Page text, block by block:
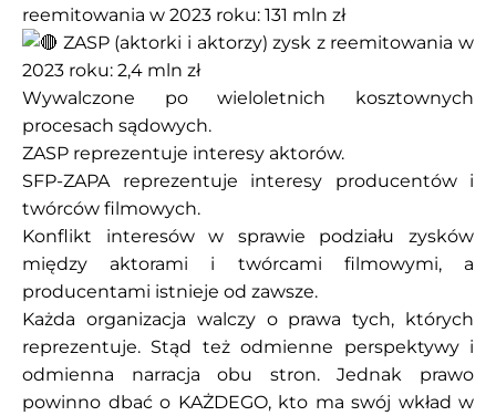
reemitowania w 2023 roku: 131 mln zł
ZASP (aktorki i aktorzy) zysk z reemitowania w
2023 roku: 2,4 mln zł
Wywalczone po wieloletnich kosztownych
procesach sądowych.
ZASP reprezentuje interesy aktorów.
SFP-ZAPA reprezentuje interesy producentów i
twórców filmowych.
Konflikt interesów w sprawie podziału zysków
między aktorami i twórcami filmowymi, a
producentami istnieje od zawsze.
Każda organizacja walczy o prawa tych, których
reprezentuje. Stąd też odmienne perspektywy i
odmienna narracja obu stron. Jednak prawo
powinno dbać o KAŻDEGO, kto ma swój wkład w